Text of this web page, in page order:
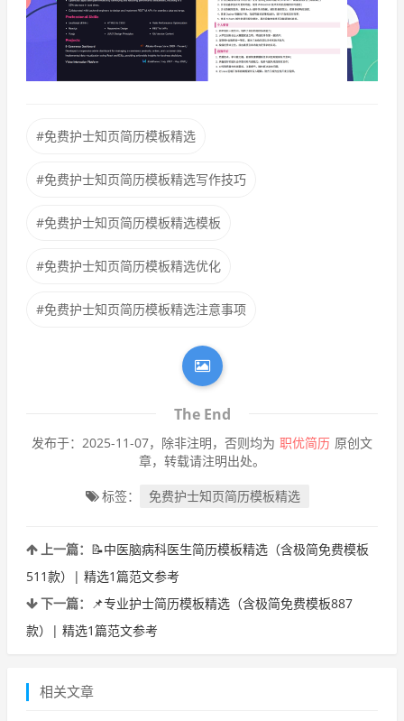
#免费护士知页简历模板精选
#免费护士知页简历模板精选写作技巧
#免费护士知页简历模板精选模板
#免费护士知页简历模板精选优化
#免费护士知页简历模板精选注意事项
The End
发布于：2025-11-07，除非注明，否则均为 职优简历 原创文
章，转载请注明出处。
标签： 免费护士知页简历模板精选
上一篇： 📝中医脑病科医生简历模板精选（含极简免费模板
511款）| 精选1篇范文参考
下一篇：
📌专业护士简历模板精选（含极简免费模板887
款）| 精选1篇范文参考
相关文章